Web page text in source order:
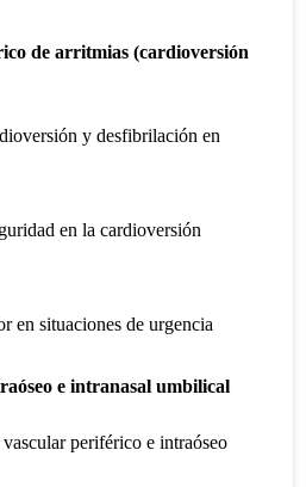
de arritmias (cardioversión
y desfibrilación en
en la cardioversión
en situaciones de urgencia
e intranasal umbilical
periférico e intraóseo